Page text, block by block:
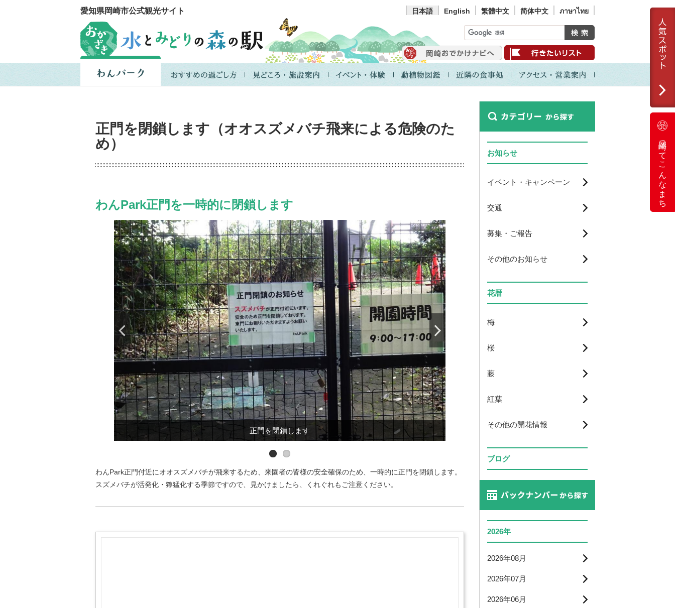
愛知県岡崎市公式観光サイト 日本語 English 繁體中文 简体中文 ภาษาไทย
岡崎ってこんなまち
正門を閉鎖します（オオスズメバチ飛来による危険のた
め）
わんPark正門を一時的に閉鎖します
正門を閉鎖します
オオスズメバチ
わんPark正門付近にオオスズメバチが飛来するため、来園者の皆様の安全確保のため、一時的に正門を閉鎖します。
スズメバチが活発化・獰猛化する季節ですので、見かけましたら、くれぐれもご注意ください。
お知らせ
イベント・キャンペーン
交通
募集・ご報告
その他のお知らせ
花暦
梅
桜
藤
紅葉
その他の開花情報
ブログ
2026年
2026年08月
2026年07月
2026年06月